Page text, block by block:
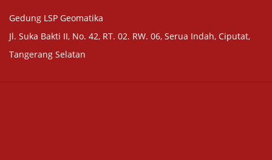
Gedung LSP Geomatika
Jl. Suka Bakti II, No. 42, RT. 02. RW. 06, Serua Indah, Ciputat,
Tangerang Selatan